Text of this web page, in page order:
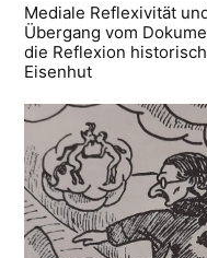
Mediale Reflexivität
Übergang vom
die Reflexion
Eisenhut